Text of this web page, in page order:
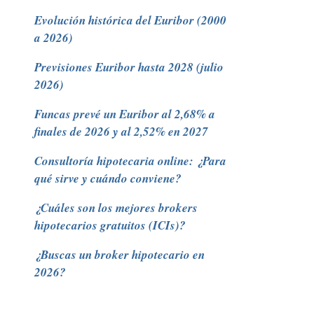
Evolución histórica del Euribor (2000
a 2026)
Previsiones Euribor hasta 2028 (julio
2026)
Funcas prevé un Euribor al 2,68% a
finales de 2026 y al 2,52% en 2027
Consultoría hipotecaria online: ¿Para
qué sirve y cuándo conviene?
¿Cuáles son los mejores brokers
hipotecarios gratuitos (ICIs)?
¿Buscas un broker hipotecario en
2026?